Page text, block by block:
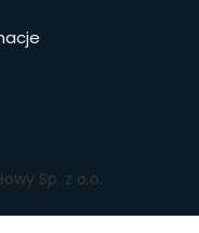
Sp. z o.o.